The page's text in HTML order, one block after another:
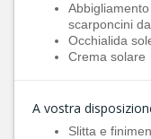
scarponcini
Occhialida
Crema solare
A vostra
Slitta e